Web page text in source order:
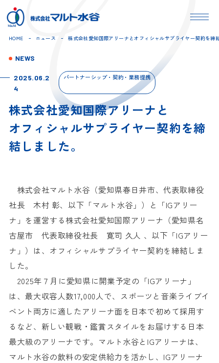
HOME ニュース 株式会社愛知国際アリーナとオフィシャルサプライヤー契約を締
NEWS
2025.06.2
4
パートナーシップ・契約・業務提携
株式会社愛知国際アリーナと
オフィシャルサプライヤー契約を締
結しました。
株式会社マルト水谷（愛知県春日井市、代表取締役
社長 木村 彰、以下「マルト水谷」）と「IGアリー
ナ」を運営する株式会社愛知国際アリーナ（愛知県名
古屋市 代表取締役社長 寛司 久人 、以下「IGアリー
ナ」）は、オフィシャルサプライヤー契約を締結しま
した。
2025年７月に愛知県に開業予定の「IGアリーナ」
は、最大収容人数17,000人で、スポーツと音楽ライブイ
ベント両方に適したアリーナ面を日本で初めて採用す
るなど、新しい観戦・鑑賞スタイルをお届けする日本
最大級のアリーナです。マルト水谷と IGアリーナは、
マルト水谷の飲料の安定供給力を活かし、 IGアリーナ